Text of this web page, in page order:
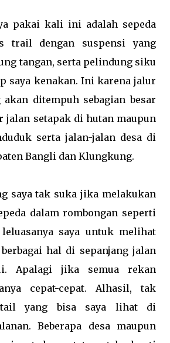
pakai kali ini adalah sepeda
trail dengan suspensi yang
tangan, serta pelindung siku
saya kenakan. Ini karena jalur
akan ditempuh sebagian besar
jalan setapak di hutan maupun
serta jalan-jalan desa di
Bangli dan Klungkung.
saya tak suka jika melakukan
dalam rombongan seperti
saya untuk melihat
hal di sepanjang jalan
Apalagi jika semua rekan
cepat-cepat. Alhasil, tak
yang bisa saya lihat di
Beberapa desa maupun